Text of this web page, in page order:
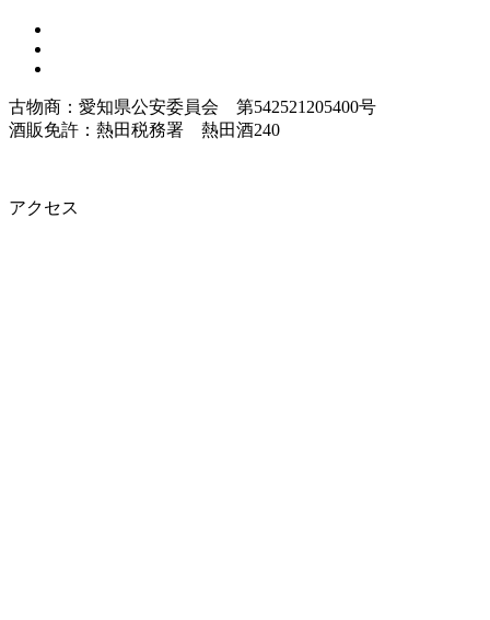
古物商：愛知県公安委員会 第542521205400号
酒販免許：熱田税務署 熱田酒240
アクセス